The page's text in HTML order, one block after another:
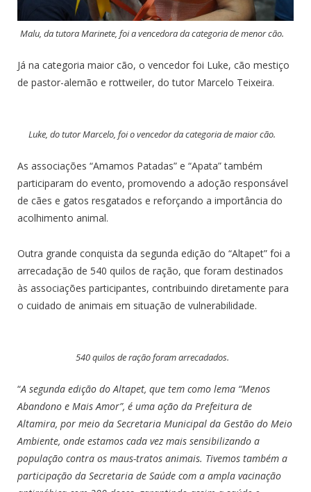
Malu, da tutora Marinete, foi a vencedora da categoria de menor cão.
Já na categoria maior cão, o vencedor foi Luke, cão mestiço
de pastor-alemão e rottweiler, do tutor Marcelo Teixeira.
Luke, do tutor Marcelo, foi o vencedor da categoria de maior cão.
As associações “Amamos Patadas” e “Apata” também
participaram do evento, promovendo a adoção responsável
de cães e gatos resgatados e reforçando a importância do
acolhimento animal.
Outra grande conquista da segunda edição do “Altapet” foi a
arrecadação de 540 quilos de ração, que foram destinados
às associações participantes, contribuindo diretamente para
o cuidado de animais em situação de vulnerabilidade.
540 quilos de ração foram arrecadados.
“A segunda edição do Altapet, que tem como lema “Menos
Abandono e Mais Amor”, é uma ação da Prefeitura de
Altamira, por meio da Secretaria Municipal da Gestão do Meio
Ambiente, onde estamos cada vez mais sensibilizando a
população contra os maus-tratos animais. Tivemos também a
participação da Secretaria de Saúde com a ampla vacinação